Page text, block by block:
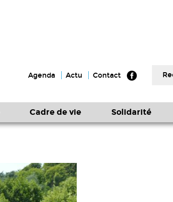
Agenda Actu Contact
Cadre de vie Solidarité